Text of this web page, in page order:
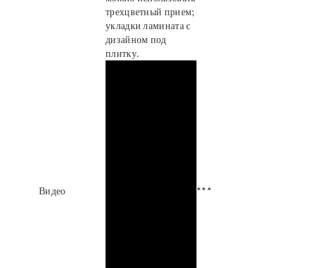
трехцветный прием;
укладки ламината с
дизайном под
плитку.
Видео ***